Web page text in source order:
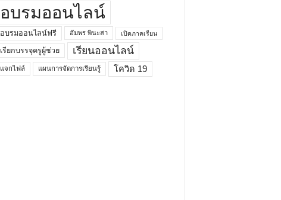
อบรมออนไลน์
อบรมออนไลน์ฟรี อัมพร พินะสา เปิดภาคเรียน
เรียกบรรจุครูผู้ช่วย เรียนออนไลน์
แจกไฟล์ แผนการจัดการเรียนรู้ โควิด 19